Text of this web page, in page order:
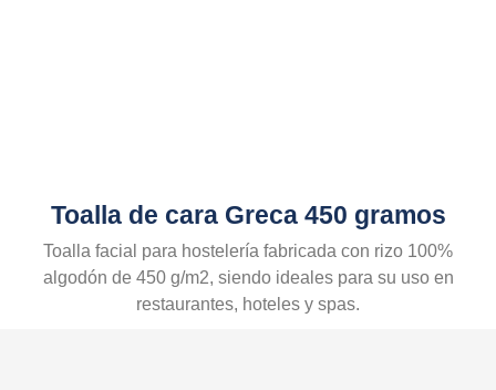
Toalla de cara Greca 450 gramos
Toalla facial para hostelería fabricada con rizo 100%
algodón de 450 g/m2, siendo ideales para su uso en
restaurantes, hoteles y spas.